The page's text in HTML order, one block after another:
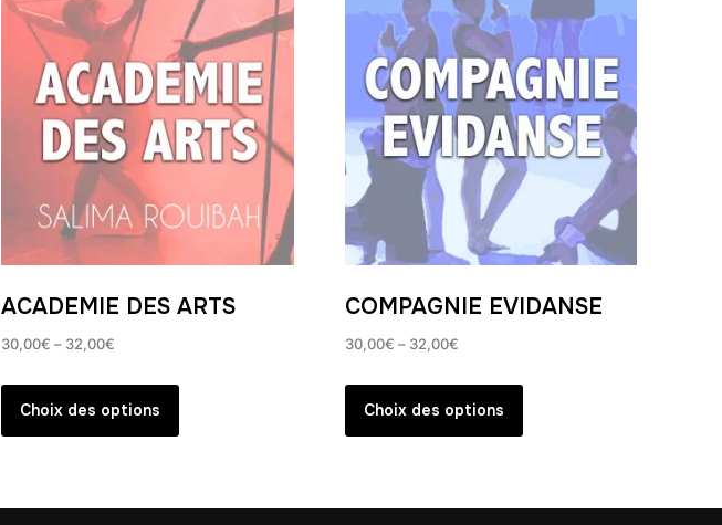
ACADEMIE DES ARTS
30,00€ – 32,00€
Choix des options
a
Les
COMPAGNIE EVIDANSE
30,00€ – 32,00€
Choix des options
a
Les